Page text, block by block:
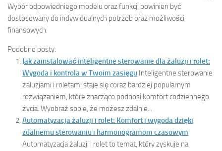
Wybór odpowiedniego modelu oraz funkcji powinien być
dostosowany do indywidualnych potrzeb oraz możliwości
finansowych.
Podobne posty:
Jak zainstalować inteligentne sterowanie dla żaluzji i rolet:
Wygoda i kontrola w Twoim zasięgu Inteligentne sterowanie
żaluzjami i roletami staje się coraz bardziej popularnym
rozwiązaniem, które znacząco podnosi komfort codziennego
życia. Wyobraź sobie, że możesz zdalnie...
Automatyzacja żaluzji i rolet: Komfort i wygoda dzięki
zdalnemu sterowaniu i harmonogramom czasowym
Automatyzacja żaluzji i rolet to temat, który zyskuje na